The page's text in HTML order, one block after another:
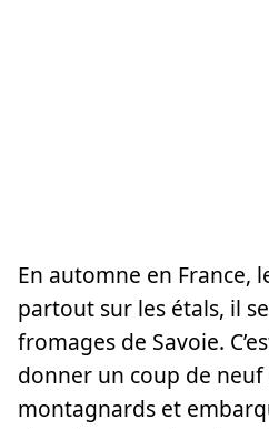
En automne en France,
partout sur les étals, il
fromages de Savoie.
donner un coup de
montagnards et